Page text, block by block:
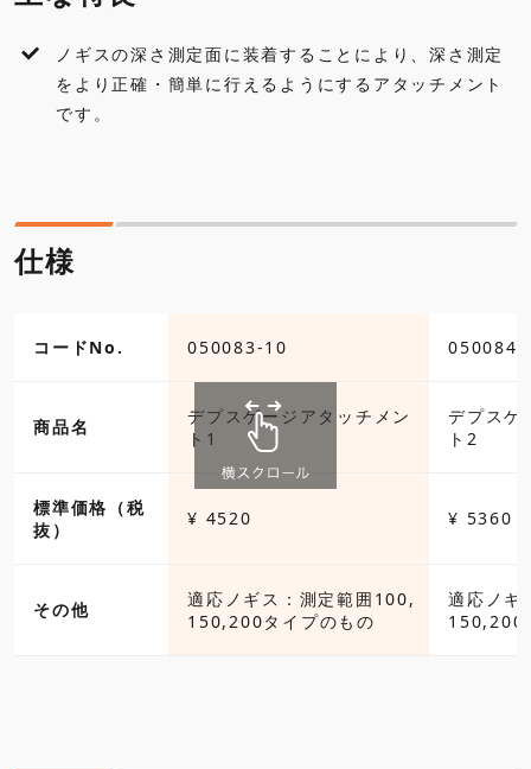
外観寸法図
各種ダウンロード
ノギスの深さ測定面に装着することにより、深さ測定
をより正確・簡単に行えるようにするアタッチメント
です。
仕様
コードNo. 050083-10 050084-
商品名
デプスゲージアタッチメン
ト1
デプスゲ
ト2
標準価格（税
抜）
¥ 4520 ¥ 5360
その他
適応ノギス：測定範囲100,
150,200タイプのもの
適応ノギ
150,200